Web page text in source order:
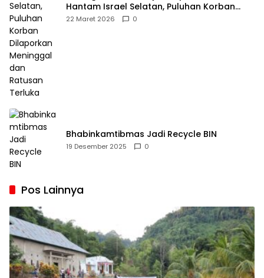
Hantam Israel Selatan, Puluhan Korban
Dilaporkan Meninggal dan Ratusan Terluka
22 Maret 2026 0
Bhabinkamtibmas Jadi Recycle BIN
19 Desember 2025 0
Pos Lainnya